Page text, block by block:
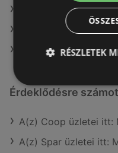
A(z) Príma ajánlatai
A(z) Privát ajánlatai
A(z) Spar ajánlatai
Érdeklődésre
A(z) Coop üzletei itt:
A(z) Spar üzletei itt:
RÉSZLETEK